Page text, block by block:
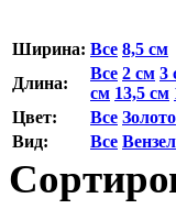
Ширина: Все 8,5 см
Длина:
Все 2 см 3
см 13,5 см
Цвет:
Все Золото
Вид:
Все